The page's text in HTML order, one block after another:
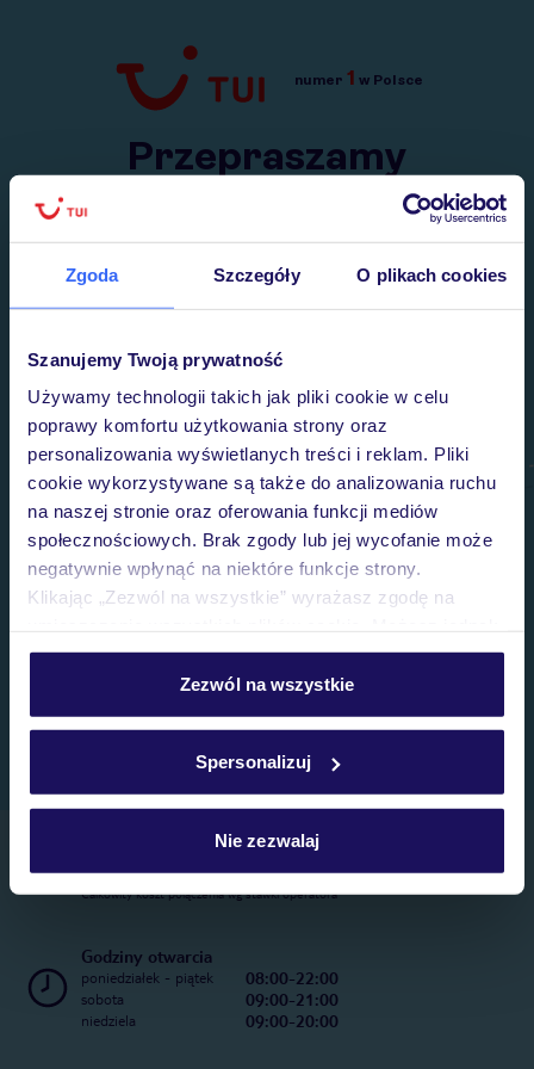
Zgoda Szczegóły O plikach cookies
Szanujemy Twoją prywatność
Używamy technologii takich jak pliki cookie w celu
poprawy komfortu użytkowania strony oraz
personalizowania wyświetlanych treści i reklam. Pliki
cookie wykorzystywane są także do analizowania ruchu
na naszej stronie oraz oferowania funkcji mediów
społecznościowych. Brak zgody lub jej wycofanie może
negatywnie wpłynąć na niektóre funkcje strony.
Klikając „Zezwól na wszystkie” wyrażasz zgodę na
personalizować swój wybór wchodząc w zakładkę
Szczegółowe informacje o plikach cookie znajdziesz
Zezwól na wszystkie
Spersonalizuj
Nie zezwalaj
Przejdź do TUI.pl
numer 1 w Polsce
Przepraszamy
Wysłaliśmy nasz serwis na krótkie wakacje.
Telefoniczne Centrum Rezerwacji
22 270 31 20
Całkowity koszt połączenia wg stawki operatora
Godziny otwarcia
poniedziałek - piątek 08:00-22:00
sobota 09:00-21:00
niedziela 09:00-20:00